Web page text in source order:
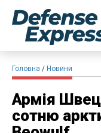
Головна Новини
Армія
сотню